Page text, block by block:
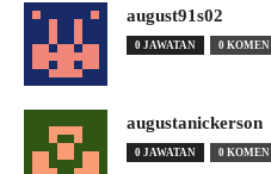
august91s02
0 JAWATAN 0 KOMEN
augustanickerson
0 JAWATAN 0 KOMEN